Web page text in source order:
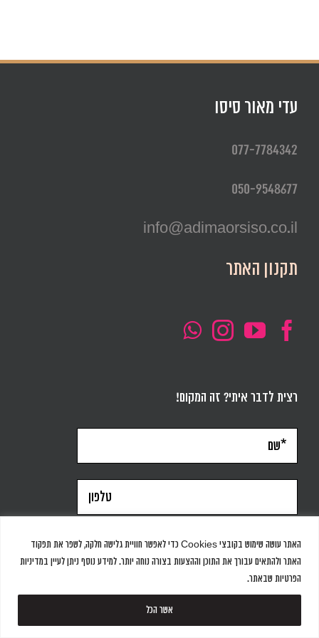
האתר עושה שימוש בקובצי Cookies כדי לאפשר חוויית גלישה חלקה, לשפר את תפקוד
האתר ולהתאים עבורך את התוכן וההצעות בצורה נוחה יותר. למידע נוסף ניתן לעיין במדיניות
הפרטיות שבאתר.
אשר הכל
עדי מאור סיסו
077-7784342
050-9548677
info@adimaorsiso.co.il
תקנון האתר
רצית לדבר איתי? זה המקום!